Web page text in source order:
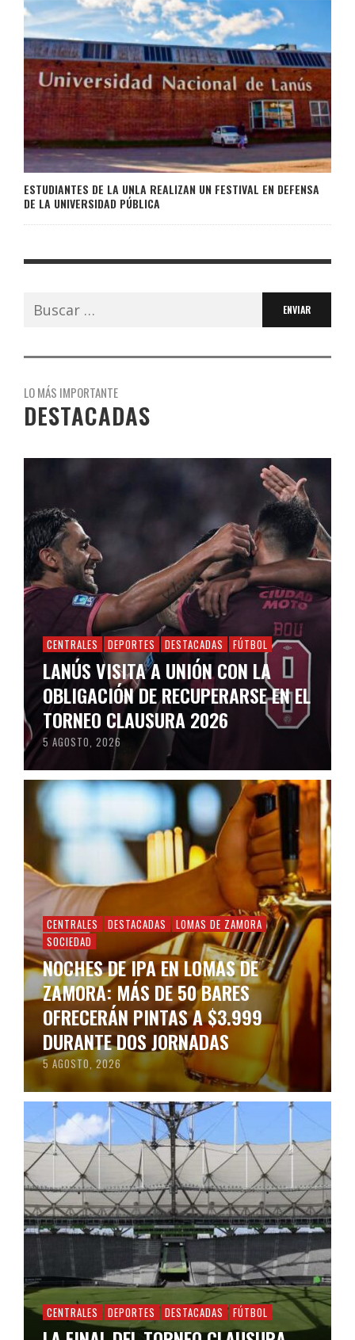
ESTUDIANTES DE LA UNLA REALIZAN UN FESTIVAL EN DEFENSA
DE LA UNIVERSIDAD PÚBLICA
Buscar:
LO MÁS IMPORTANTE
DESTACADAS
CENTRALES DEPORTES DESTACADAS FÚTBOL
LANÚS VISITA A UNIÓN CON LA
OBLIGACIÓN DE RECUPERARSE EN EL
TORNEO CLAUSURA 2026
5 AGOSTO, 2026
CENTRALES DESTACADAS
LOMAS DE ZAMORA
SOCIEDAD
NOCHES DE IPA EN LOMAS DE
ZAMORA: MÁS DE 50 BARES
OFRECERÁN PINTAS A $3.999
DURANTE DOS JORNADAS
5 AGOSTO, 2026
CENTRALES DEPORTES DESTACADAS FÚTBOL